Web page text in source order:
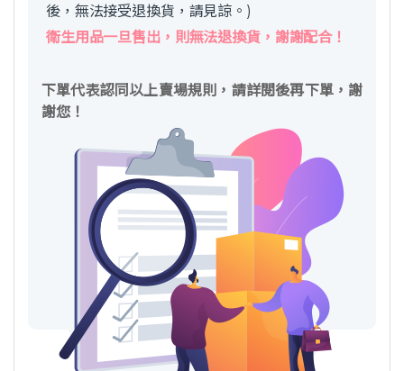
後，無法接受退換貨，請見諒。)
衛生用品一旦售出，則無法退換貨，謝謝配合！
下單代表認同以上賣場規則，請詳閱後再下單，謝
謝您！